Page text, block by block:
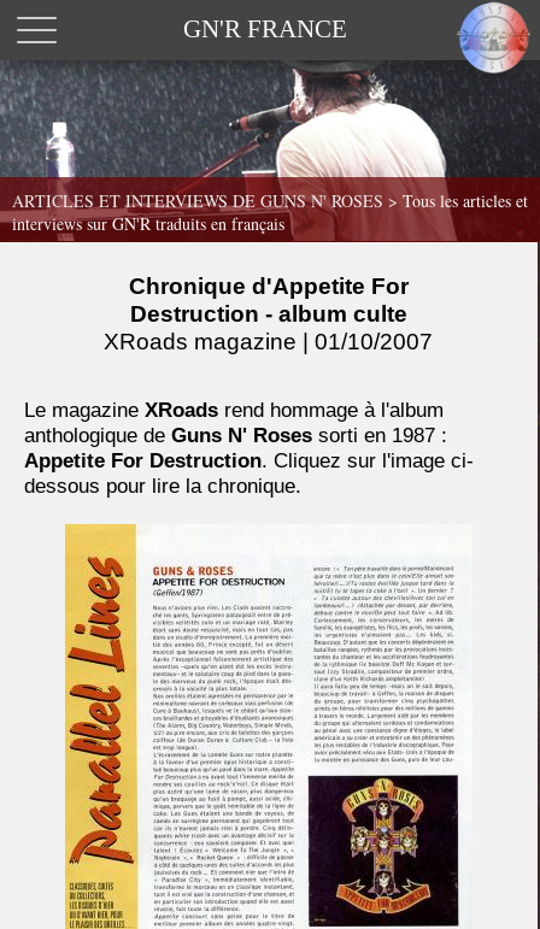
GN'R FRANCE
ARTICLES ET INTERVIEWS DE GUNS N' ROSES > Tous les articles et
interviews sur GN'R traduits en français
Chronique d'Appetite For
Destruction - album culte
XRoads magazine | 01/10/2007
Le magazine XRoads rend hommage à l'album
anthologique de Guns N' Roses sorti en 1987 :
Appetite For Destruction. Cliquez sur l'image ci-
dessous pour lire la chronique.